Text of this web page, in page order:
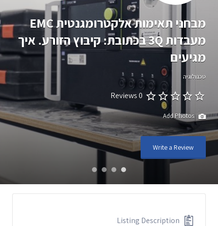
מבחני תאימות אלקטרומגנטית EMC
מעבדות 3Q בכתובת: קיבוץ הזורע. איך
מגיעים
טכנולוגיה
0 Reviews
Add Photos
Write a Review
Listing Description